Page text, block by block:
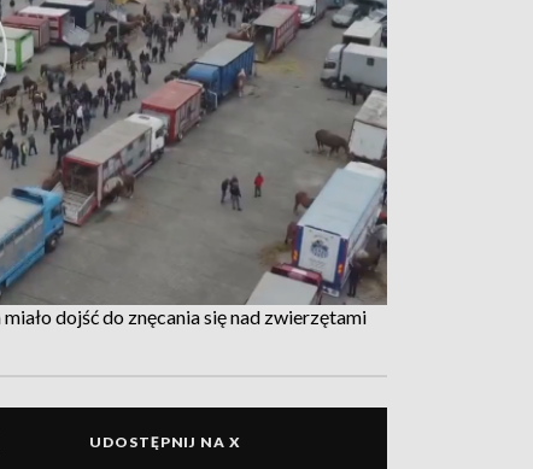
dojść do znęcania się nad zwierzętami
UDOSTĘPNIJ NA X